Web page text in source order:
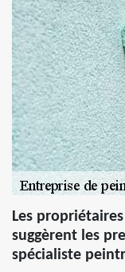
Les
suggèrent les
spécialiste